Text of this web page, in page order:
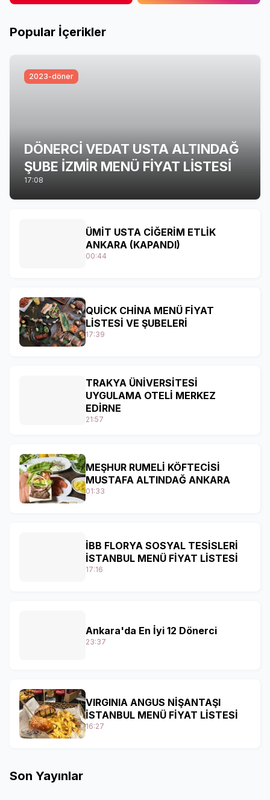
Popular İçerikler
2023-döner
DÖNERCİ VEDAT USTA ALTINDAĞ
ŞUBE İZMİR MENÜ FİYAT LİSTESİ
17:08
ÜMİT USTA CİĞERİM ETLİK
ANKARA (KAPANDI)
00:44
QUİCK CHİNA MENÜ FİYAT
LİSTESİ VE ŞUBELERİ
17:39
TRAKYA ÜNİVERSİTESİ
UYGULAMA OTELİ MERKEZ
EDİRNE
21:57
MEŞHUR RUMELİ KÖFTECİSİ
MUSTAFA ALTINDAĞ ANKARA
01:33
İBB FLORYA SOSYAL TESİSLERİ
İSTANBUL MENÜ FİYAT LİSTESİ
17:16
Ankara'da En İyi 12 Dönerci
23:37
VIRGINIA ANGUS NİŞANTAŞI
İSTANBUL MENÜ FİYAT LİSTESİ
16:27
Son Yayınlar